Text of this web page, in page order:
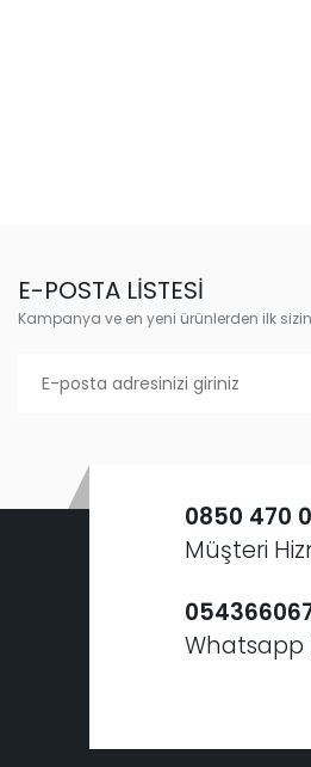
E-POSTA LİSTESİ
Kampanya ve en yeni ürünlerden ilk
0850 470 0
Müşteri
Whatsapp